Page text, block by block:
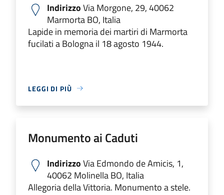
IndirizzoVia Morgone, 29, 40062
Marmorta BO, Italia
Lapide in memoria dei martiri di Marmorta
fucilati a Bologna il 18 agosto 1944.
LEGGI DI PIÙ
Monumento ai Caduti
IndirizzoVia Edmondo de Amicis, 1,
40062 Molinella BO, Italia
Allegoria della Vittoria. Monumento a stele.